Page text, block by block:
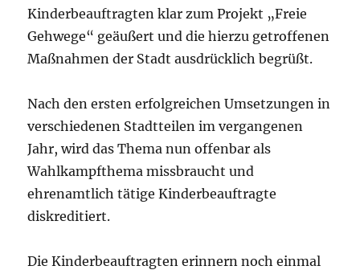
Kinderbeauftragten klar zum Projekt „Freie
Gehwege“ geäußert und die hierzu getroffenen
Maßnahmen der Stadt ausdrücklich begrüßt.
Nach den ersten erfolgreichen Umsetzungen in
verschiedenen Stadtteilen im vergangenen
Jahr, wird das Thema nun offenbar als
Wahlkampfthema missbraucht und
ehrenamtlich tätige Kinderbeauftragte
diskreditiert.
Die Kinderbeauftragten erinnern noch einmal